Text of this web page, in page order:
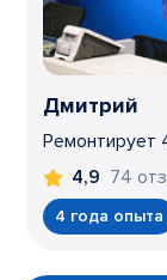
Дмитрий
Ремонтирует
4,9 74
4 года опыта